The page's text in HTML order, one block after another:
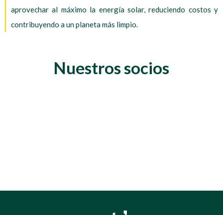
aprovechar al máximo la energía solar, reduciendo costos y
contribuyendo a un planeta más limpio.
Nuestros socios